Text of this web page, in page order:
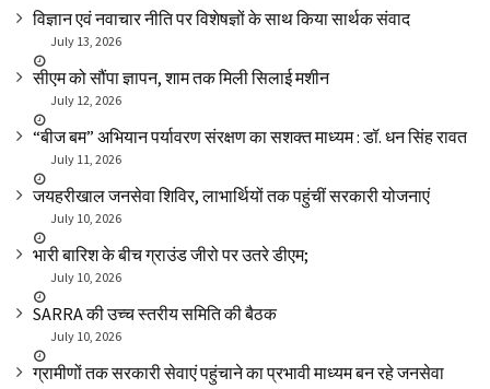
विज्ञान एवं नवाचार नीति पर विशेषज्ञों के साथ किया सार्थक संवाद
July 13, 2026
सीएम को सौंपा ज्ञापन, शाम तक मिली सिलाई मशीन
July 12, 2026
“बीज बम” अभियान पर्यावरण संरक्षण का सशक्त माध्यम : डॉ. धन सिंह रावत
July 11, 2026
जयहरीखाल जनसेवा शिविर, लाभार्थियों तक पहुंचीं सरकारी योजनाएं
July 10, 2026
भारी बारिश के बीच ग्राउंड जीरो पर उतरे डीएम;
July 10, 2026
SARRA की उच्च स्तरीय समिति की बैठक
July 10, 2026
ग्रामीणों तक सरकारी सेवाएं पहुंचाने का प्रभावी माध्यम बन रहे जनसेवा